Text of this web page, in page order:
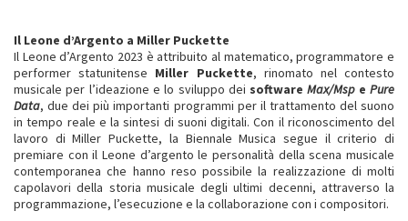
Il Leone d’Argento a Miller Puckette
Il Leone d’Argento 2023 è attribuito al matematico, programmatore e
performer statunitense Miller Puckette, rinomato nel contesto
musicale per l’ideazione e lo sviluppo dei softwareMax/MspePure
Data, due dei più importanti programmi per il trattamento del suono
in tempo reale e la sintesi di suoni digitali. Con il riconoscimento del
lavoro di Miller Puckette, la Biennale Musica segue il criterio di
premiare con il Leone d’argento le personalità della scena musicale
contemporanea che hanno reso possibile la realizzazione di molti
capolavori della storia musicale degli ultimi decenni, attraverso la
programmazione, l’esecuzione e la collaborazione con i compositori.